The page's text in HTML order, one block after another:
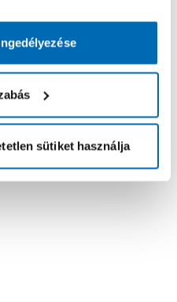
sütiket használja